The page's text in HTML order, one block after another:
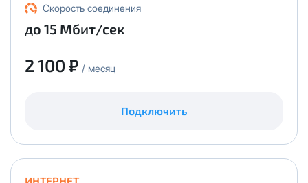
Скорость соединения
до 15 Мбит/сек
2 100 ₽ / месяц
Подключить
Получить новые сетевые реквизиты можно по
эл.почтеsupport@vermont-it.ru
(495) 543-88-50 .